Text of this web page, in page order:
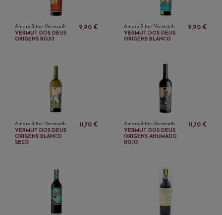
Amaro-Bitter-Vermouth
VERMUT DOS DEUS
ORIGENS ROJO
9,90 € Amaro-Bitter-Vermouth
VERMUT DOS DEUS
ORIGENS BLANCO
9,90 €
Amaro-Bitter-Vermouth
VERMUT DOS DEUS
ORIGENS BLANCO
SECO
11,70 € Amaro-Bitter-Vermouth
VERMUT DOS DEUS
ORIGENS AHUMADO
ROJO
11,70 €